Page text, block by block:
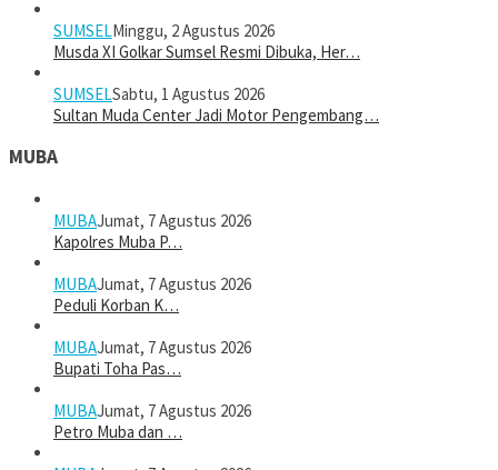
SUMSELMinggu, 2 Agustus 2026
Musda XI Golkar Sumsel Resmi Dibuka, Her…
SUMSELSabtu, 1 Agustus 2026
Sultan Muda Center Jadi Motor Pengembang…
MUBA
MUBAJumat, 7 Agustus 2026
Kapolres Muba P…
MUBAJumat, 7 Agustus 2026
Peduli Korban K…
MUBAJumat, 7 Agustus 2026
Bupati Toha Pas…
MUBAJumat, 7 Agustus 2026
Petro Muba dan …